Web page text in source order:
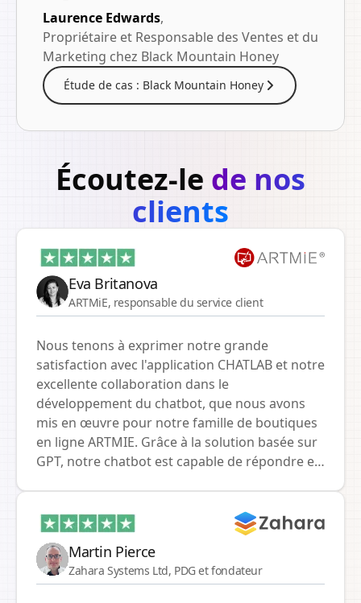
Laurence Edwards,
Propriétaire et Responsable des Ventes et du
Marketing chez Black Mountain Honey
Étude de cas : Black Mountain Honey
Écoutez-le de nos
clients
Eva Britanova
ARTMiE, responsable du service client
Nous tenons à exprimer notre grande
satisfaction avec l'application CHATLAB et notre
excellente collaboration dans le
développement du chatbot, que nous avons
mis en œuvre pour notre famille de boutiques
en ligne ARTMIE. Grâce à la solution basée sur
GPT, notre chatbot est capable de répondre en
commandes. Nous tenons particulièrement à
souligner l'intégration fluide de la connexion
API avec notre système ERP SMEMA, qui a
considérablement simplifié et accéléré la
Martin Pierce
Zahara Systems Ltd, PDG et fondateur